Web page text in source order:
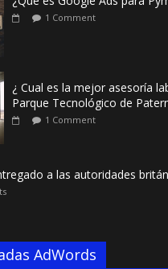
1 Comment
¿ Cual es la mejor asesoría
Parque Tecnológico de
1 Comment
a las autoridades
AdWords